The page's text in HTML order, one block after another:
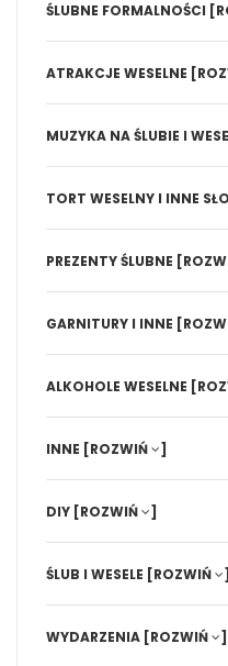
ŚLUBNE FORMALNOŚCI
ATRAKCJE WESELNE
MUZYKA NA ŚLUBIE I
TORT WESELNY I INNE
PREZENTY ŚLUBNE
GARNITURY I INNE
ALKOHOLE WESELNE
INNE [ROZWIŃ ]
DIY [ROZWIŃ ]
ŚLUB I WESELE [ROZWIŃ ]
WYDARZENIA [ROZWIŃ ]